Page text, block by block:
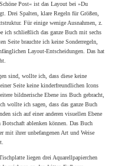
Post« ist das Layout bei »Du
Drei Spalten, klare Regeln für Größen,
Für einige wenige Ausnahmen, z.
ich schließlich das ganze Buch mit sechs
Seite brauchte ich keine Sonderregeln,
Layout-Entscheidungen. Das hat
sind, wollte ich, dass diese keine
Seite keine kinderfreundlichen Icons
bildnerische Ebene ins Buch gebracht,
wollte ich sagen, dass das ganze Buch
sich auf einer anderen visuellen Ebene
ablenken können. Das Buch
mit ihrer unbefangenen Art und Weise